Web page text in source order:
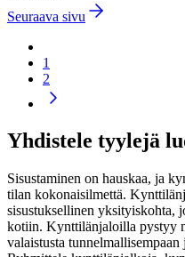
Seuraava sivu
1
2
Yhdistele tyylejä
Sisustaminen on hauskaa, ja
tilan kokonaisilmettä.
sisustuksellinen yksityiskohta,
kotiin. Kynttilänjaloilla pystyy
valaistusta tunnelmallisempaan